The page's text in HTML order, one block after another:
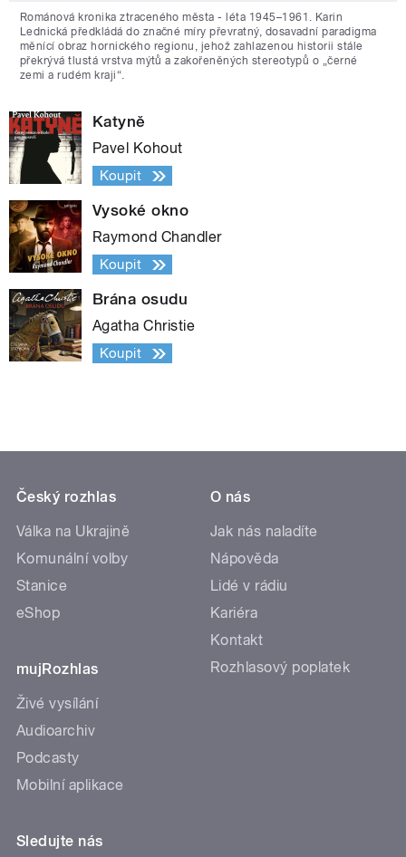
Románová kronika ztraceného města - léta 1945–1961. Karin
Lednická předkládá do značné míry převratný, dosavadní paradigma
měnící obraz hornického regionu, jehož zahlazenou historii stále
překrývá tlustá vrstva mýtů a zakořeněných stereotypů o „černé
zemi a rudém kraji“.
Katyně
Pavel Kohout
Koupit
Vysoké okno
Raymond Chandler
Koupit
Brána osudu
Agatha Christie
Koupit
Český rozhlas
Válka na Ukrajině
Komunální volby
Stanice
eShop
mujRozhlas
Živé vysílání
Audioarchiv
Podcasty
Mobilní aplikace
O nás
Jak nás naladíte
Nápověda
Lidé v rádiu
Kariéra
Kontakt
Rozhlasový poplatek
Sledujte nás